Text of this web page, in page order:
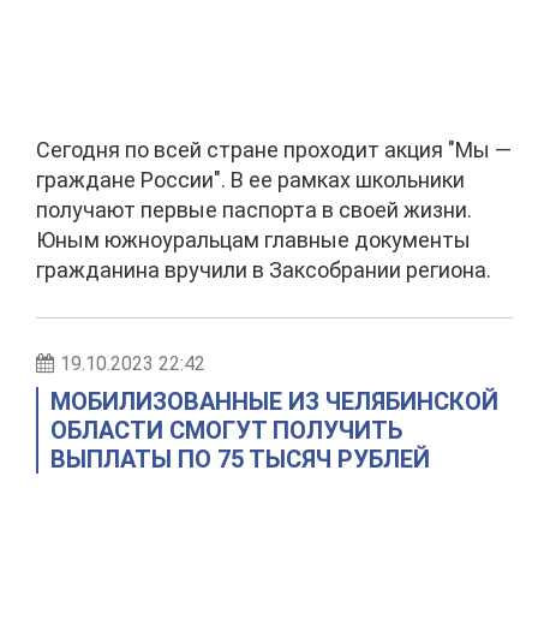
Сегодня по всей стране проходит акция "Мы —
граждане России". В ее рамках школьники
получают первые паспорта в своей жизни.
Юным южноуральцам главные документы
гражданина вручили в Заксобрании региона.
19.10.2023 22:42
МОБИЛИЗОВАННЫЕ ИЗ ЧЕЛЯБИНСКОЙ
ОБЛАСТИ СМОГУТ ПОЛУЧИТЬ
ВЫПЛАТЫ ПО 75 ТЫСЯЧ РУБЛЕЙ